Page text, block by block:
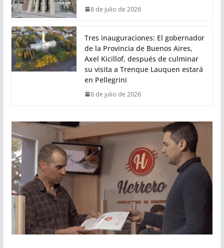
8 de julio de 2026
Tres inauguraciones: El gobernador
de la Provincia de Buenos Aires,
Axel Kicillof, después de culminar
su visita a Trenque Lauquen estará
en Pellegrini
8 de julio de 2026